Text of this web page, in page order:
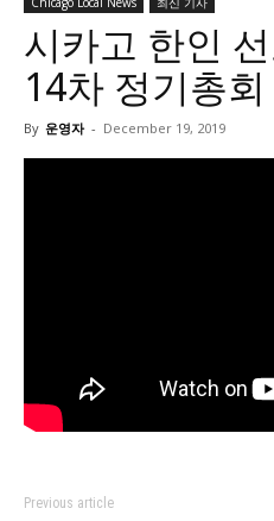
시카고 한인
14차 정기총회
By 운영자 - December 19, 2019
Previous article